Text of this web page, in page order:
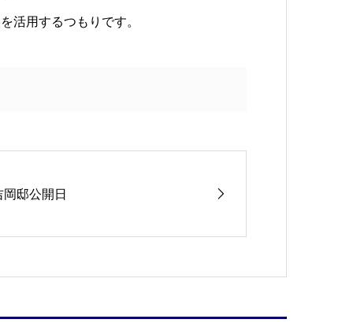
活用するつもりです。
岡邸公開日